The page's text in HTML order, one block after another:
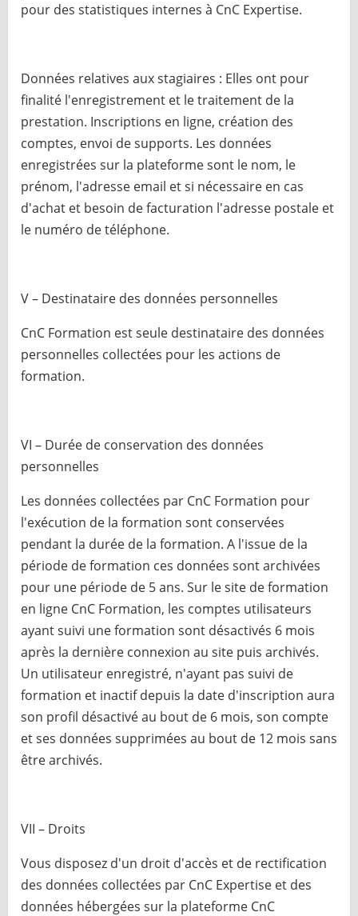
pour des statistiques internes à CnC Expertise.
Données relatives aux stagiaires : Elles ont pour
finalité l'enregistrement et le traitement de la
prestation. Inscriptions en ligne, création des
comptes, envoi de supports. Les données
enregistrées sur la plateforme sont le nom, le
prénom, l'adresse email et si nécessaire en cas
d'achat et besoin de facturation l'adresse postale et
le numéro de téléphone.
V – Destinataire des données personnelles
CnC Formation est seule destinataire des données
personnelles collectées pour les actions de
formation.
VI – Durée de conservation des données
personnelles
Les données collectées par CnC Formation pour
l'exécution de la formation sont conservées
pendant la durée de la formation. A l'issue de la
période de formation ces données sont archivées
pour une période de 5 ans. Sur le site de formation
en ligne CnC Formation, les comptes utilisateurs
ayant suivi une formation sont désactivés 6 mois
après la dernière connexion au site puis archivés.
Un utilisateur enregistré, n'ayant pas suivi de
formation et inactif depuis la date d'inscription aura
son profil désactivé au bout de 6 mois, son compte
et ses données supprimées au bout de 12 mois sans
être archivés.
VII – Droits
Vous disposez d'un droit d'accès et de rectification
des données collectées par CnC Expertise et des
données hébergées sur la plateforme CnC